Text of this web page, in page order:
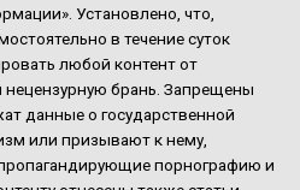
Установлено, что,
в течение суток
любой контент от
брань. Запрещены
данные о государственной
или призывают к нему,
пагандирующие порнографию и